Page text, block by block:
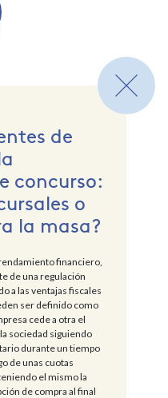
de
concurso:
o
la masa?
financiero,
de una regulación
a las ventajas fiscales
ser definido como
cede a otra el
sociedad siguiendo
durante un tiempo
de unas cuotas
el mismo la
de compra al final